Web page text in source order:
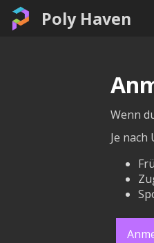
Poly Haven
Wenn
Je